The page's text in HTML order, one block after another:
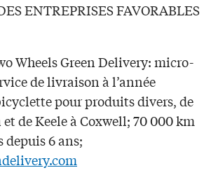
ENTREPRISES FAVORABLES
Wheels Green Delivery: micro-
de livraison à l’année
pour produits divers, de
de Keele à Coxwell; 70 000 km
depuis 6 ans;